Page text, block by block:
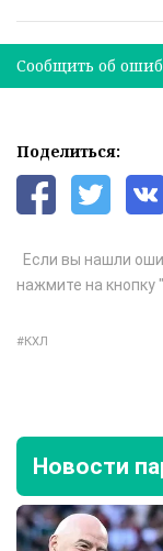
Была ли
Поделиться:
Если вы нашли
нажмите на
КХЛ
Сообщить об
Новости